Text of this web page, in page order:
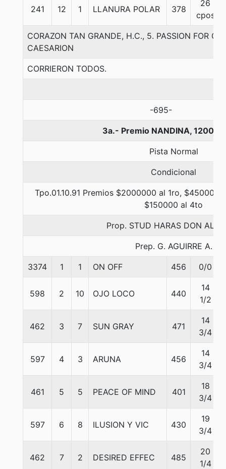
241 12 1 LLANURA POLAR 378
26
cpos
CORAZON TAN GRANDE, H.C., 5. PASSION FOR
CAESARION
CORRIERON TODOS.
-695-
3a.- Premio NANDINA, 1200
Pista Normal
Condicional
Tpo.01.10.91 Premios $2000000 al 1ro, $450000
$150000 al 4to
Prop. STUD HARAS DON
Prep. G. AGUIRRE A.
3374 1 1 ON OFF 456 0/0
598 2 10 OJO LOCO 440
14
1/2
462 3 7 SUN GRAY 471
14
3/4
597 4 3 ARUNA 456
14
3/4
461 5 5 PEACE OF MIND 401
18
3/4
597 6 8 ILUSION Y VIC 430
19
3/4
462 7 2 DESIRED EFFEC 485
20
1/4